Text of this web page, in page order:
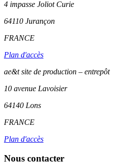
4 impasse Joliot Curie
64110 Jurançon
FRANCE
Plan d'accès
ae&t site de production – entrepôt
10 avenue Lavoisier
64140 Lons
FRANCE
Plan d'accès
Nous contacter